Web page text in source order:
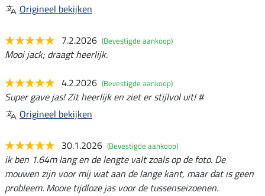
Origineel bekijken
7.2.2026 (Bevestigde aankoop)
Mooi jack; draagt heerlijk.
4.2.2026 (Bevestigde aankoop)
Super gave jas! Zit heerlijk en ziet er stijlvol uit! #
Origineel bekijken
30.1.2026 (Bevestigde aankoop)
ik ben 1.64m lang en de lengte valt zoals op de foto. De
mouwen zijn voor mij wat aan de lange kant, maar dat is geen
probleem. Mooie tijdloze jas voor de tussenseizoenen.